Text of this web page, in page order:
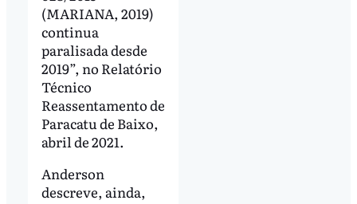
(MARIANA, 2019)
continua
paralisada desde
2019”, no Relatório
Técnico
Reassentamento de
Paracatu de Baixo,
abril de 2021.
Anderson
descreve, ainda,